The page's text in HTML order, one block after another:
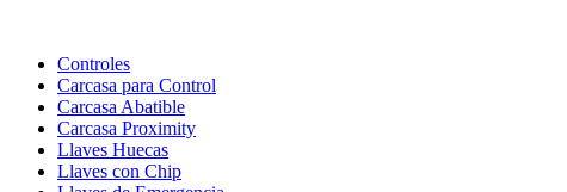
Controles
Carcasa para Control
Carcasa Abatible
Carcasa Proximity
Llaves Huecas
Llaves con Chip